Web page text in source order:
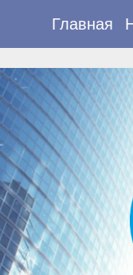
Главная